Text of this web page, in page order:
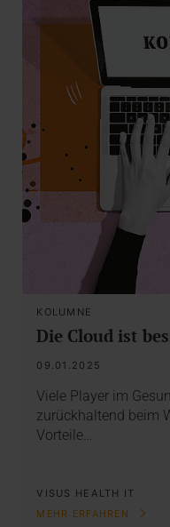
KOLUMNE
Die Cloud ist
09.01.2025
Viele Player im
zurückhaltend beim
Vorteile…
VISUS HEALTH IT
MEHR ERFAHREN